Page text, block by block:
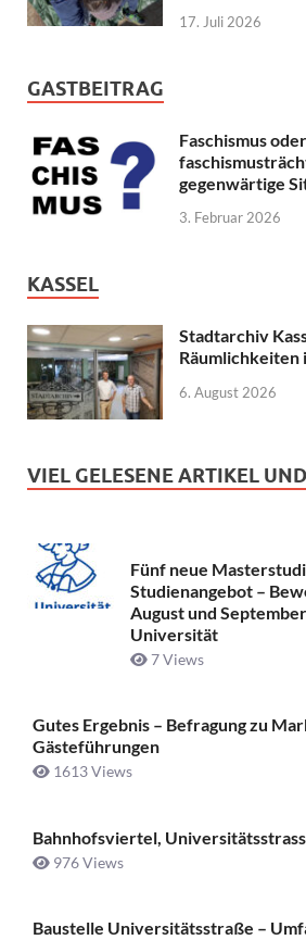
17. Juli 2026
GASTBEITRAG
Faschismus
gegenwärtige
3. Februar 2026
KASSEL
Stadtarchiv
6. August 2026
VIEL GELESENE ARTIKEL
Fünf neue
Studienangebot –
August und
Universität
7 Views
Gutes Ergebnis – Befragung zu
Gästeführungen
1613 Views
Bahnhofsviertel,
976 Views
Baustelle Universitätsstraße ­–